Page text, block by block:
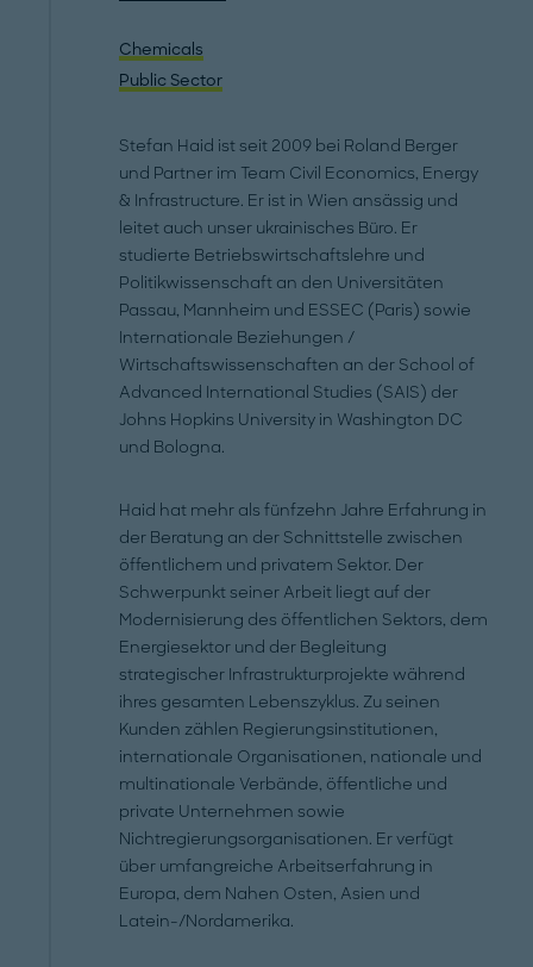
Chemicals
Public Sector
Stefan Haid ist seit 2009 bei Roland Berger
und Partner im Team Civil Economics, Energy
& Infrastructure. Er ist in Wien ansässig und
leitet auch unser ukrainisches Büro. Er
studierte Betriebswirtschaftslehre und
Politikwissenschaft an den Universitäten
Passau, Mannheim und ESSEC (Paris) sowie
Internationale Beziehungen /
Wirtschaftswissenschaften an der School of
Advanced International Studies (SAIS) der
Johns Hopkins University in Washington DC
und Bologna.
Haid hat mehr als fünfzehn Jahre Erfahrung in
der Beratung an der Schnittstelle zwischen
öffentlichem und privatem Sektor. Der
Schwerpunkt seiner Arbeit liegt auf der
Modernisierung des öffentlichen Sektors, dem
Energiesektor und der Begleitung
strategischer Infrastrukturprojekte während
ihres gesamten Lebenszyklus. Zu seinen
Kunden zählen Regierungsinstitutionen,
internationale Organisationen, nationale und
multinationale Verbände, öffentliche und
private Unternehmen sowie
Nichtregierungsorganisationen. Er verfügt
über umfangreiche Arbeitserfahrung in
Europa, dem Nahen Osten, Asien und
Latein-/Nordamerika.